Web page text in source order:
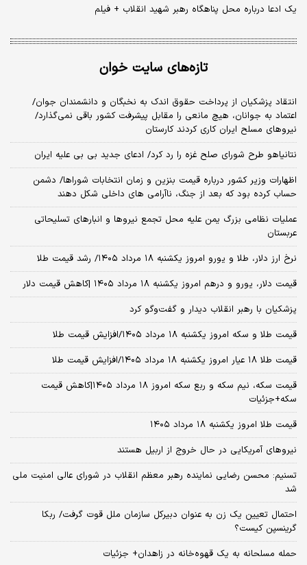
یک ادعا درباره محل پناهگاه‌ رهبر شهید انقلاب + فیلم
تازه‌های سایت خوان
انتقاد پزشکیان از پرداخت حقوق اندک به نخبگان و دانشمندان جوان/
اعتماد به جوانان، هیچ مانعی را مقابل پیشرفت کشور باقی نمی‌گذارد/
نیروهای مسلح ایران کاری کردند کارستان
نتانیاهو طرح شورای صلح غزه را رد کرد/ ادعای جدید بی بی علیه ایران
اظهارات وزیر کشور درباره قیمت بنزین و زمان انتخابات شوراها/ دشمن
حساب کرده بود که بعد از جنگ، ناآرامی‌ های داخلی شکل دهند
عملیات نظامی بزرگ یمن علیه محل تجمع نیروها و انبارهای تسلیحاتی
عربستان
نرخ ارز دلار، طلا و یورو امروز یکشنبه ۱۸ مرداد ۱۴۰۵/ رشد قیمت طلا
قیمت دلار، یورو و درهم امروز یکشنبه ۱۸ مرداد ۱۴۰۵ |کاهش قیمت دلار
پزشکیان با رهبر انقلاب دیدار و گفت‌وگو کرد
قیمت طلا و سکه امروز یکشنبه ۱۸ مرداد ۱۴۰۵/افزایش قیمت طلا
قیمت طلا ۱۸ عیار امروز یکشنبه ۱۸ مرداد ۱۴۰۵/افزایش قیمت طلا
قیمت سکه، نیم سکه و ربع سکه امروز ۱۸ مرداد ۱۴۰۵|کاهش قیمت
سکه+جزئیات
قیمت طلا امروز یکشنبه ۱۸ مرداد ۱۴۰۵
نیروهای آمریکایی در حال خروج از اربیل هستند
تسنیم: محسن رضایی نماینده رهبر معظم انقلاب در شورای عالی امنیت ملی
شد
احتمال تعیین یک زن به عنوان دبیرکل سازمان ملل قوت گرفت/ ربکا
گرینسپن کیست؟
حمله مسلحانه به یک قهوه‌خانه در زاهدان+ جزئیات